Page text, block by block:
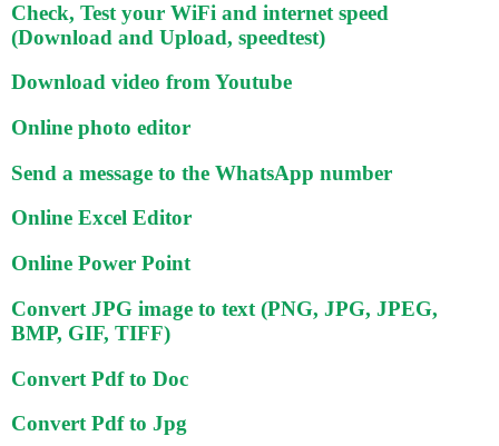
Check, Test your WiFi and internet speed
(Download and Upload, speedtest)
Download video from Youtube
Online photo editor
Send a message to the WhatsApp number
Online Excel Editor
Online Power Point
Convert JPG image to text (PNG, JPG, JPEG,
BMP, GIF, TIFF)
Convert Pdf to Doc
Convert Pdf to Jpg